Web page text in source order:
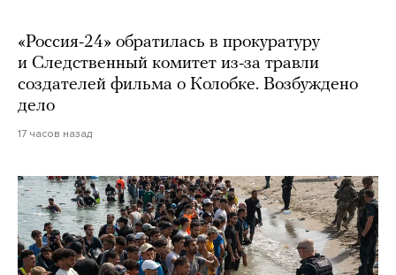
«Россия-24» обратилась в прокуратуру
и Следственный комитет из-за травли
создателей фильма о Колобке. Возбуждено
дело
17 часов назад